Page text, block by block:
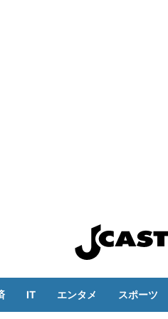
IT エンタメ スポーツ